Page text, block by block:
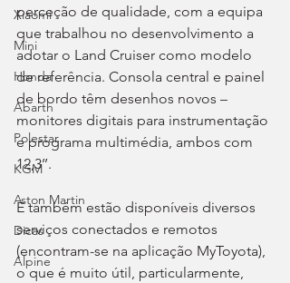
Xiaomi
Mini
Honda
Abarth
Polestar
KGM
Aston Martin
Dicas
Alpine
perceção de qualidade, com a equipa
que trabalhou no desenvolvimento a
adotar o Land Cruiser como modelo
de referência. Consola central e painel
de bordo têm desenhos novos –
monitores digitais para instrumentação
e programa multimédia, ambos com
12,3’’.
E também estão disponíveis diversos
serviços conectados e remotos
(encontram-se na aplicação MyToyota),
o que é muito útil, particularmente,